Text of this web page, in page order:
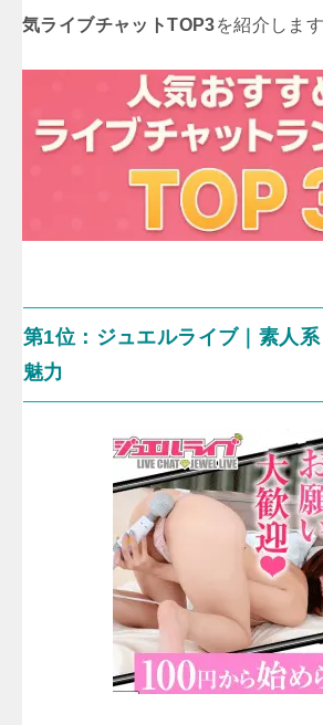
気ライブチャットTOP3を紹介します
第1位：ジュエルライブ｜素人
魅力